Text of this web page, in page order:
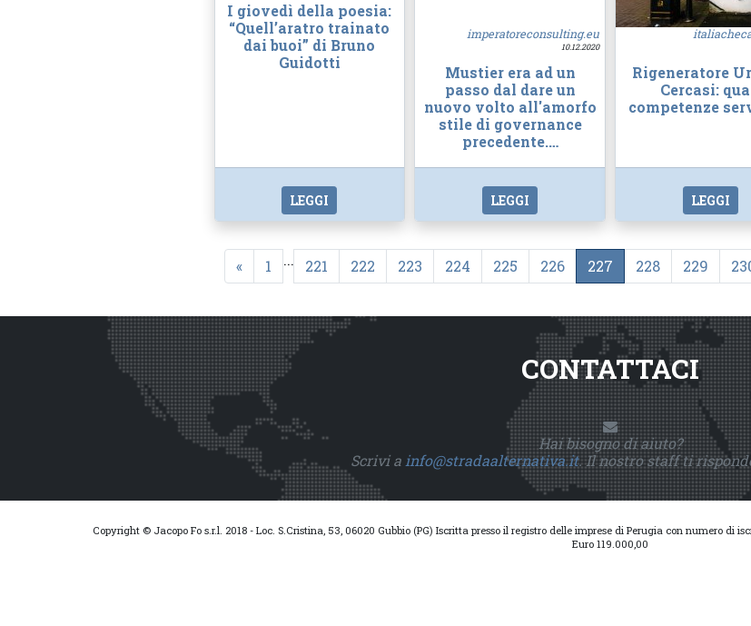
I giovedì della poesia:
“Quell’aratro trainato
dai buoi” di Bruno
Guidotti
LEGGI
imperatoreconsulting.eu
10.12.2020
Mustier era ad un
passo dal dare un
nuovo volto all'amorfo
stile di governance
precedente.…
LEGGI
Rigeneratore
Cercasi:
competenze
LEGGI
« 1 ... 221 222 223 224 225 226 227 228 229
CONTATTACI
Hai bisogno di aiuto?
Scrivi a info@stradaalternativa.it. Il nostro staff ti
Copyright © Jacopo Fo s.r.l. 2018 - Loc. S.Cristina, 53, 06020 Gubbio (PG) Iscritta presso il registro delle imprese di Perugia con numero
Euro 119.000,00